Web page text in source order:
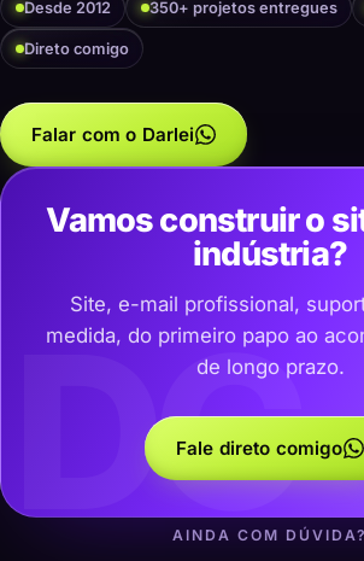
Desde 2012 350+ projetos entregues
Direto comigo
Falar com o Darlei
DC
Vamos construir o
indústria?
Site, e-mail profissional,
medida, do primeiro papo ao
de longo prazo.
Fale direto comigo
AINDA COM DÚVIDA?